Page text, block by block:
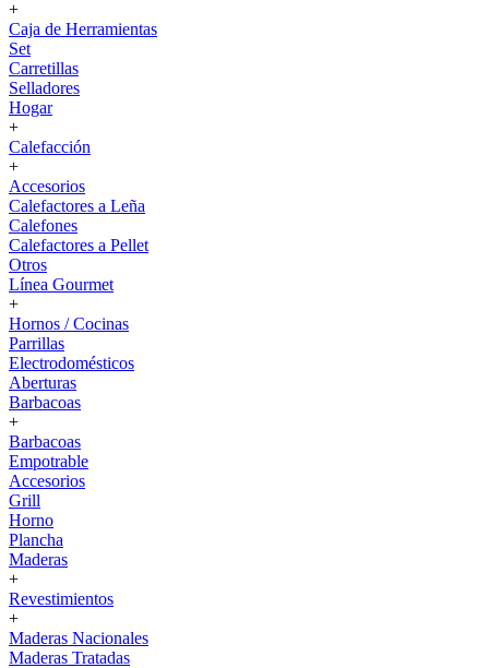
+
Caja de Herramientas
Set
Carretillas
Selladores
Hogar
+
Calefacción
+
Accesorios
Calefactores a Leña
Calefones
Calefactores a Pellet
Otros
Línea Gourmet
+
Hornos / Cocinas
Parrillas
Electrodomésticos
Aberturas
Barbacoas
+
Barbacoas
Empotrable
Accesorios
Grill
Horno
Plancha
Maderas
+
Revestimientos
+
Maderas Nacionales
Maderas Tratadas